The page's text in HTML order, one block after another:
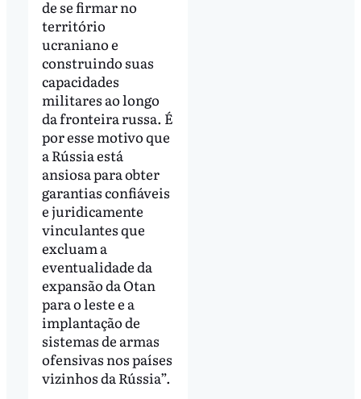
de se firmar no
território
ucraniano e
construindo suas
capacidades
militares ao longo
da fronteira russa. É
por esse motivo que
a Rússia está
ansiosa para obter
garantias confiáveis
e juridicamente
vinculantes que
excluam a
eventualidade da
expansão da Otan
para o leste e a
implantação de
sistemas de armas
ofensivas nos países
vizinhos da Rússia”.